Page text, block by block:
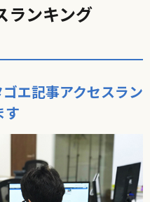
ランキング
エ記事アクセスラン
す